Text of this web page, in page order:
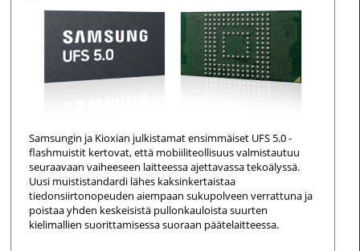
Samsungin ja Kioxian julkistamat ensimmäiset UFS 5.0 -
flashmuistit kertovat, että mobiiliteollisuus valmistautuu
seuraavaan vaiheeseen laitteessa ajettavassa tekoälyssä.
Uusi muististandardi lähes kaksinkertaistaa
tiedonsiirtonopeuden aiempaan sukupolveen verrattuna ja
poistaa yhden keskeisistä pullonkauloista suurten
kielimallien suorittamisessa suoraan päätelaitteessa.